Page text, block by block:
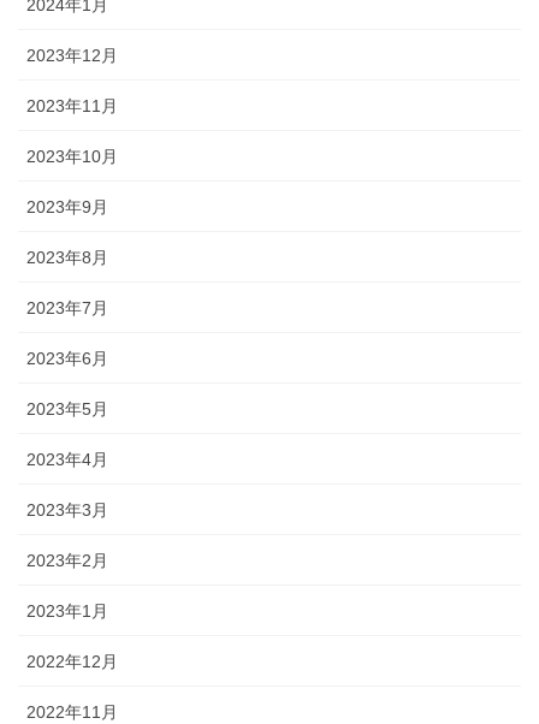
2024年1月
2023年12月
2023年11月
2023年10月
2023年9月
2023年8月
2023年7月
2023年6月
2023年5月
2023年4月
2023年3月
2023年2月
2023年1月
2022年12月
2022年11月